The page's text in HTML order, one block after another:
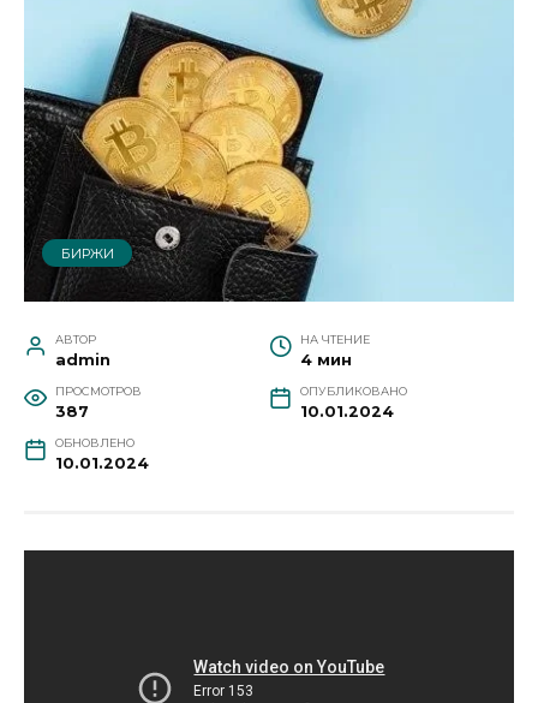
БИРЖИ
АВТОР
admin
НА ЧТЕНИЕ
4 мин
ПРОСМОТРОВ
387
ОПУБЛИКОВАНО
10.01.2024
ОБНОВЛЕНО
10.01.2024